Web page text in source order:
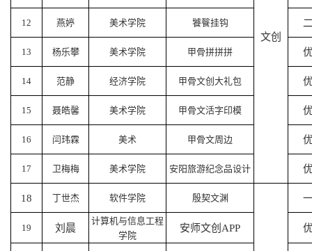
文创
12 燕婷 美术学院 饕餮挂钩
13 杨乐攀 美术学院 甲骨拼拼拼
14 范静 经济学院 甲骨文创大礼包
15 聂皓馨 美术学院 甲骨文活字印模
16 闫玮霖 美术 甲骨文周边
17 卫梅梅 美术学院 安阳旅游纪念品设计
18 丁世杰 软件学院 殷契文渊
19 刘晨
计算机与信息工程
学院
安师文创APP